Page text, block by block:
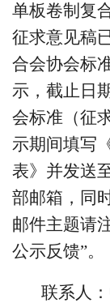
单板卷制复
征求意见稿
合会协会标
示，截止日
会标准（征
示期间填写
表》并发送
部邮箱，同
邮件主题请
公示反馈”。
联系人